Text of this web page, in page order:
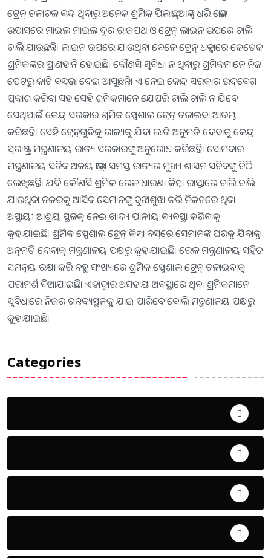
ଟ୍ରେନ୍‌ ଚଳାଚଳ ବନ୍ଦ ଥିବାରୁ ଅନେକ ଶ୍ରମିକ ପିଲାଛୁଆଙ୍କୁ ଧରି ଭୋକ
ଉପାସରେ ମାଇଲ ମାଇଲ ଦୂର ରାଜପଥ ଓ ଟ୍ରେନ୍‌ ଲାଇନ ଉପରେ ଚାଲି
ଚାଲି ଯାଉଛନ୍ତି। ଲାଇନ ଉପରେ ଯାଉଥିବା ବେଳେ ଟ୍ରେନ୍‌ ଧକ୍କାରେ କେତେକ
ଶ୍ରମିକଙ୍କର ପ୍ରାଣହାନି ହୋଇଛି। କୌଣସି ସୁବିଧା ନ ଥିବାରୁ ଶ୍ରମିକମାନେ ନିଜ
ପେଟରୁ କାଟି ବସ୍‌ଭଡା ଦେଇ ଆସୁଛନ୍ତି। ଏ ନେଇ କେନ୍ଦ୍ର ସରକାର ଉଦ୍‌ବେଗ
ପ୍ରକାଶ କରିବା ସହ ସେହି ଶ୍ରମିକମାନେ ଯେପରି ଚାଲି ଚାଲି ନ ଯିବେ
ସେଥିପାଇଁ କେନ୍ଦ୍ର ସରକାର ଶ୍ରମିକ ସ୍ପେଶାଲ ଟ୍ରେନ୍‌ ଚଳାଇବା ଆରମ୍ଭ
କରିଛନ୍ତି। ସେହି ଟ୍ରେନ୍‌ଗୁଡିକୁ ରାଜ୍ୟକୁ ଯିବା ଲାଗି ଅନୁମତି ଦେବାକୁ କେନ୍ଦ୍ର
ସ୍ବରାଷ୍ଟ୍ର ମନ୍ତ୍ରଣାଳୟ ରାଜ୍ୟ ସରକାରଙ୍କୁ ଅନୁରୋଧ କରିଛନ୍ତି। ସୋମବାର
ମନ୍ତ୍ରଣାଳୟ ସଚିବ ଅଜୟ ଭାଲ୍ଲା ସମସ୍ତ ରାଜ୍ୟର ମୁଖ୍ୟ ଶାସନ ସଚିବଙ୍କୁ ଚିଠି
ଲେଖିଛନ୍ତି। ଯଦି କୌଣସି ଶ୍ରମିକ ରେଳ ଧାରଣା କିମ୍ବା ରାସ୍ତାରେ ଚାଲି ଚାଲି
ଯାଉଥିବା ନଜରକୁ ଆସିବ ସେମାନଙ୍କୁ ବୁଝାଶୁଝା କରି ନିକଟରେ ଥିବା
ଅସ୍ଥାୟୀ ଆଶ୍ରୟ ସ୍ଥଳକୁ ନେଇ ଖାଦ୍ୟ ପାନୀୟ ବ୍ୟବସ୍ଥା କରିବାକୁ
କୁହାଯାଇଛି। ଶ୍ରମିକ ସ୍ପେଶାଲ ଟ୍ରେନ୍‌ କିମ୍ବା ବସ୍‌ରେ ସେମାନଙ୍କ ଘରକୁ ଯିବାକୁ
ଅନୁମତି ଦେବାକୁ ମନ୍ତ୍ରଣାଳୟ ପକ୍ଷରୁ କୁହାଯାଇଛି। ରେଳ ମନ୍ତ୍ରଣାଳୟ ସହିତ
ସମନ୍ବୟ ରକ୍ଷା କରି ବହୁ ସଂଖ୍ୟାରେ ଶ୍ରମିକ ସ୍ପେଶାଲ ଟ୍ରେନ୍‌ ଚଳାଇବାକୁ
ପରାମର୍ଶ ଦିଆଯାଇଛି। ଏହାଦ୍ୱାର ଅସହାୟ ଅବସ୍ଥାରେ ଥିବା ଶ୍ରମିକମାନେ
ସୁବିଧାରେ ନିଜର ଗନ୍ତବ୍ୟସ୍ଥଳକୁ ଯାଇ ପାରିବେ ବୋଲି ମନ୍ତ୍ରଣାଳୟ ପକ୍ଷରୁ
କୁହାଯାଇଛି।
Categories